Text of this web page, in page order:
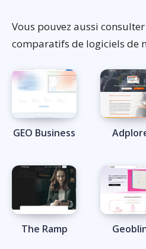
Vous pouvez aussi
comparatifs de logiciels de
GEO Business
The Ramp